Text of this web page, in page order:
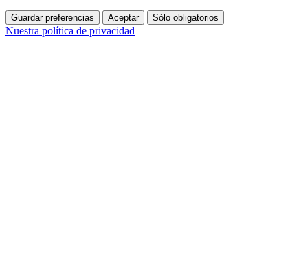
Guardar preferencias Aceptar Sólo obligatorios
Nuestra política de privacidad